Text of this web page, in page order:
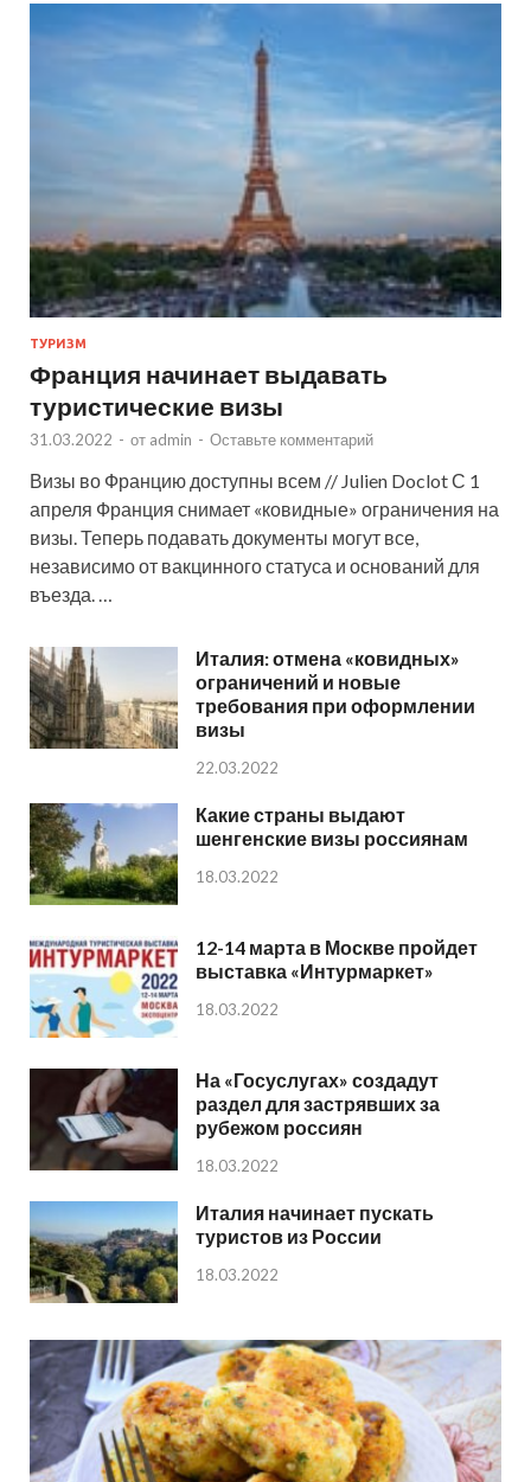
ТУРИЗМ
Франция начинает выдавать
туристические визы
31.03.2022 - от admin - Оставьте комментарий
Визы во Францию доступны всем // Julien Doclot С 1
апреля Франция снимает «ковидные» ограничения на
визы. Теперь подавать документы могут все,
независимо от вакцинного статуса и оснований для
въезда. …
Италия: отмена «ковидных»
ограничений и новые
требования при оформлении
визы
22.03.2022
Какие страны выдают
шенгенские визы россиянам
18.03.2022
12-14 марта в Москве пройдет
выставка «Интурмаркет»
18.03.2022
На «Госуслугах» создадут
раздел для застрявших за
рубежом россиян
18.03.2022
Италия начинает пускать
туристов из России
18.03.2022